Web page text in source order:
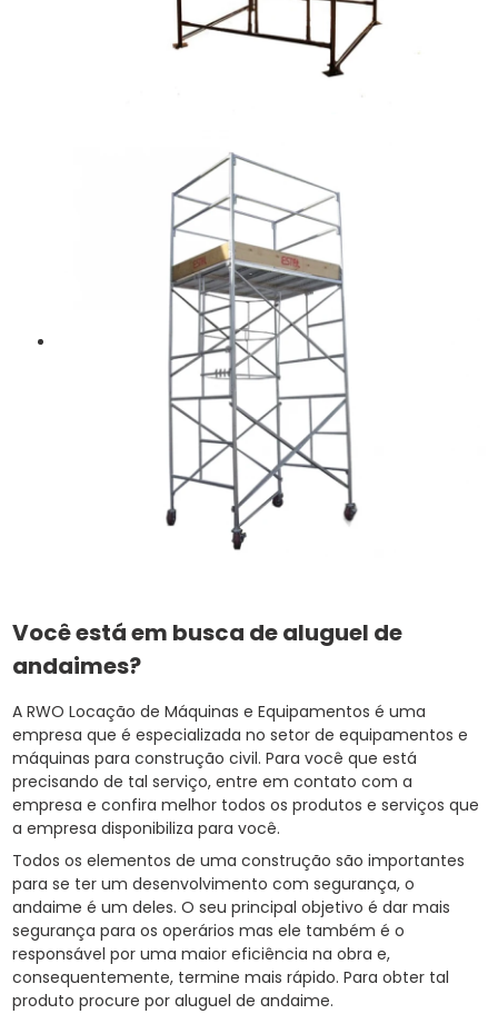
Você está em busca de aluguel de
andaimes?
A RWO Locação de Máquinas e Equipamentos é uma
empresa que é especializada no setor de equipamentos e
máquinas para construção civil. Para você que está
precisando de tal serviço, entre em contato com a
empresa e confira melhor todos os produtos e serviços que
a empresa disponibiliza para você.
Todos os elementos de uma construção são importantes
para se ter um desenvolvimento com segurança, o
andaime é um deles. O seu principal objetivo é dar mais
segurança para os operários mas ele também é o
responsável por uma maior eficiência na obra e,
consequentemente, termine mais rápido. Para obter tal
produto procure por aluguel de andaime.